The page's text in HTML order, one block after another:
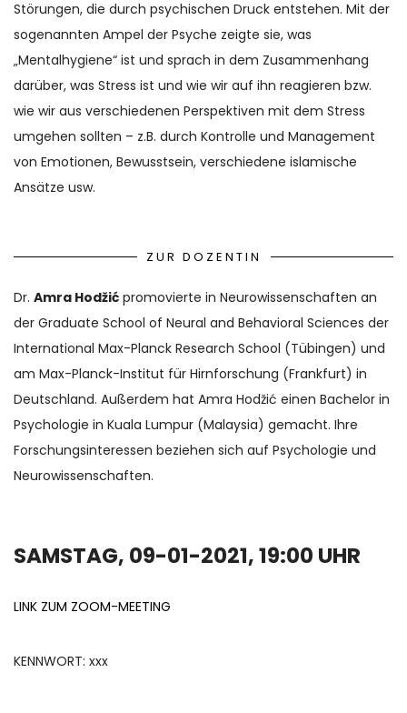
Störungen, die durch psychischen Druck entstehen. Mit der
sogenannten Ampel der Psyche zeigte sie, was
„Mentalhygiene“ ist und sprach in dem Zusammenhang
darüber, was Stress ist und wie wir auf ihn reagieren bzw.
wie wir aus verschiedenen Perspektiven mit dem Stress
umgehen sollten – z.B. durch Kontrolle und Management
von Emotionen, Bewusstsein, verschiedene islamische
Ansätze usw.
ZUR DOZENTIN
Dr. Amra Hodžić promovierte in Neurowissenschaften an
der Graduate School of Neural and Behavioral Sciences der
International Max-Planck Research School (Tübingen) und
am Max-Planck-Institut für Hirnforschung (Frankfurt) in
Deutschland. Außerdem hat Amra Hodžić einen Bachelor in
Psychologie in Kuala Lumpur (Malaysia) gemacht. Ihre
Forschungsinteressen beziehen sich auf Psychologie und
Neurowissenschaften.
SAMSTAG, 09-01-2021, 19:00 UHR
LINK ZUM ZOOM-MEETING
KENNWORT: xxx